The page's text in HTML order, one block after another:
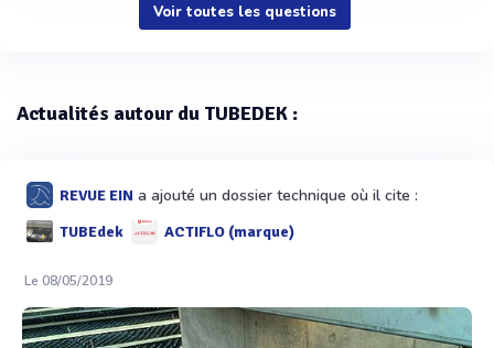
Voir toutes les questions
Actualités autour du TUBEDEK :
REVUE EIN a ajouté un dossier technique où il cite :
TUBEdek ACTIFLO (marque)
Le 08/05/2019